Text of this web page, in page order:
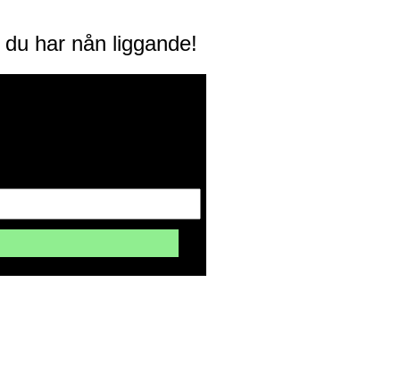
har nån liggande!